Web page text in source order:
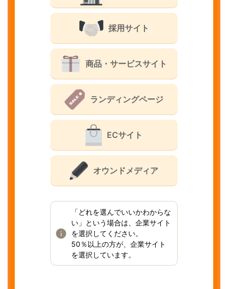
採用サイト
商品・サービスサイト
ランディングページ
ECサイト
オウンドメディア
「どれを選んでいいかわからな
い」という場合は、企業サイト
を選択してください。
50％以上の方が、企業サイト
を選択しています。